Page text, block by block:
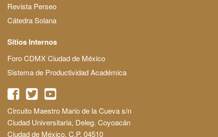
Revista Perseo
Cátedra Solana
Sitios Internos
Foro CDMX Ciudad de México
Sistema de Productividad Académica
Circuito Maestro Mario de la Cueva s/n
Ciudad Universitaria, Deleg. Coyoacán
Ciudad de México, C.P. 04510